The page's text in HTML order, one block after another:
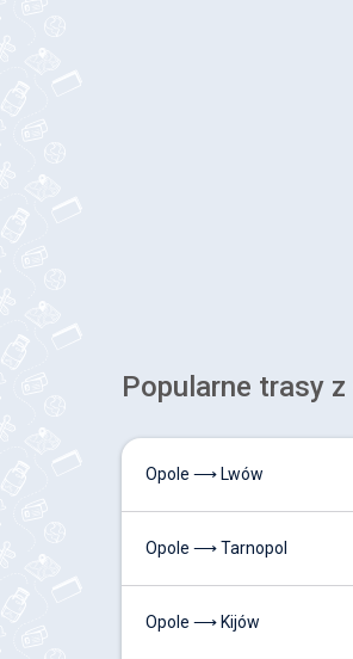
Popularne trasy z
Opole ⟶ Lwów
Opole ⟶ Tarnopol
Opole ⟶ Kijów